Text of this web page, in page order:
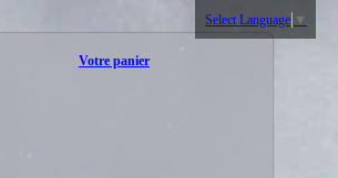
Select Language ▼
Votre panier